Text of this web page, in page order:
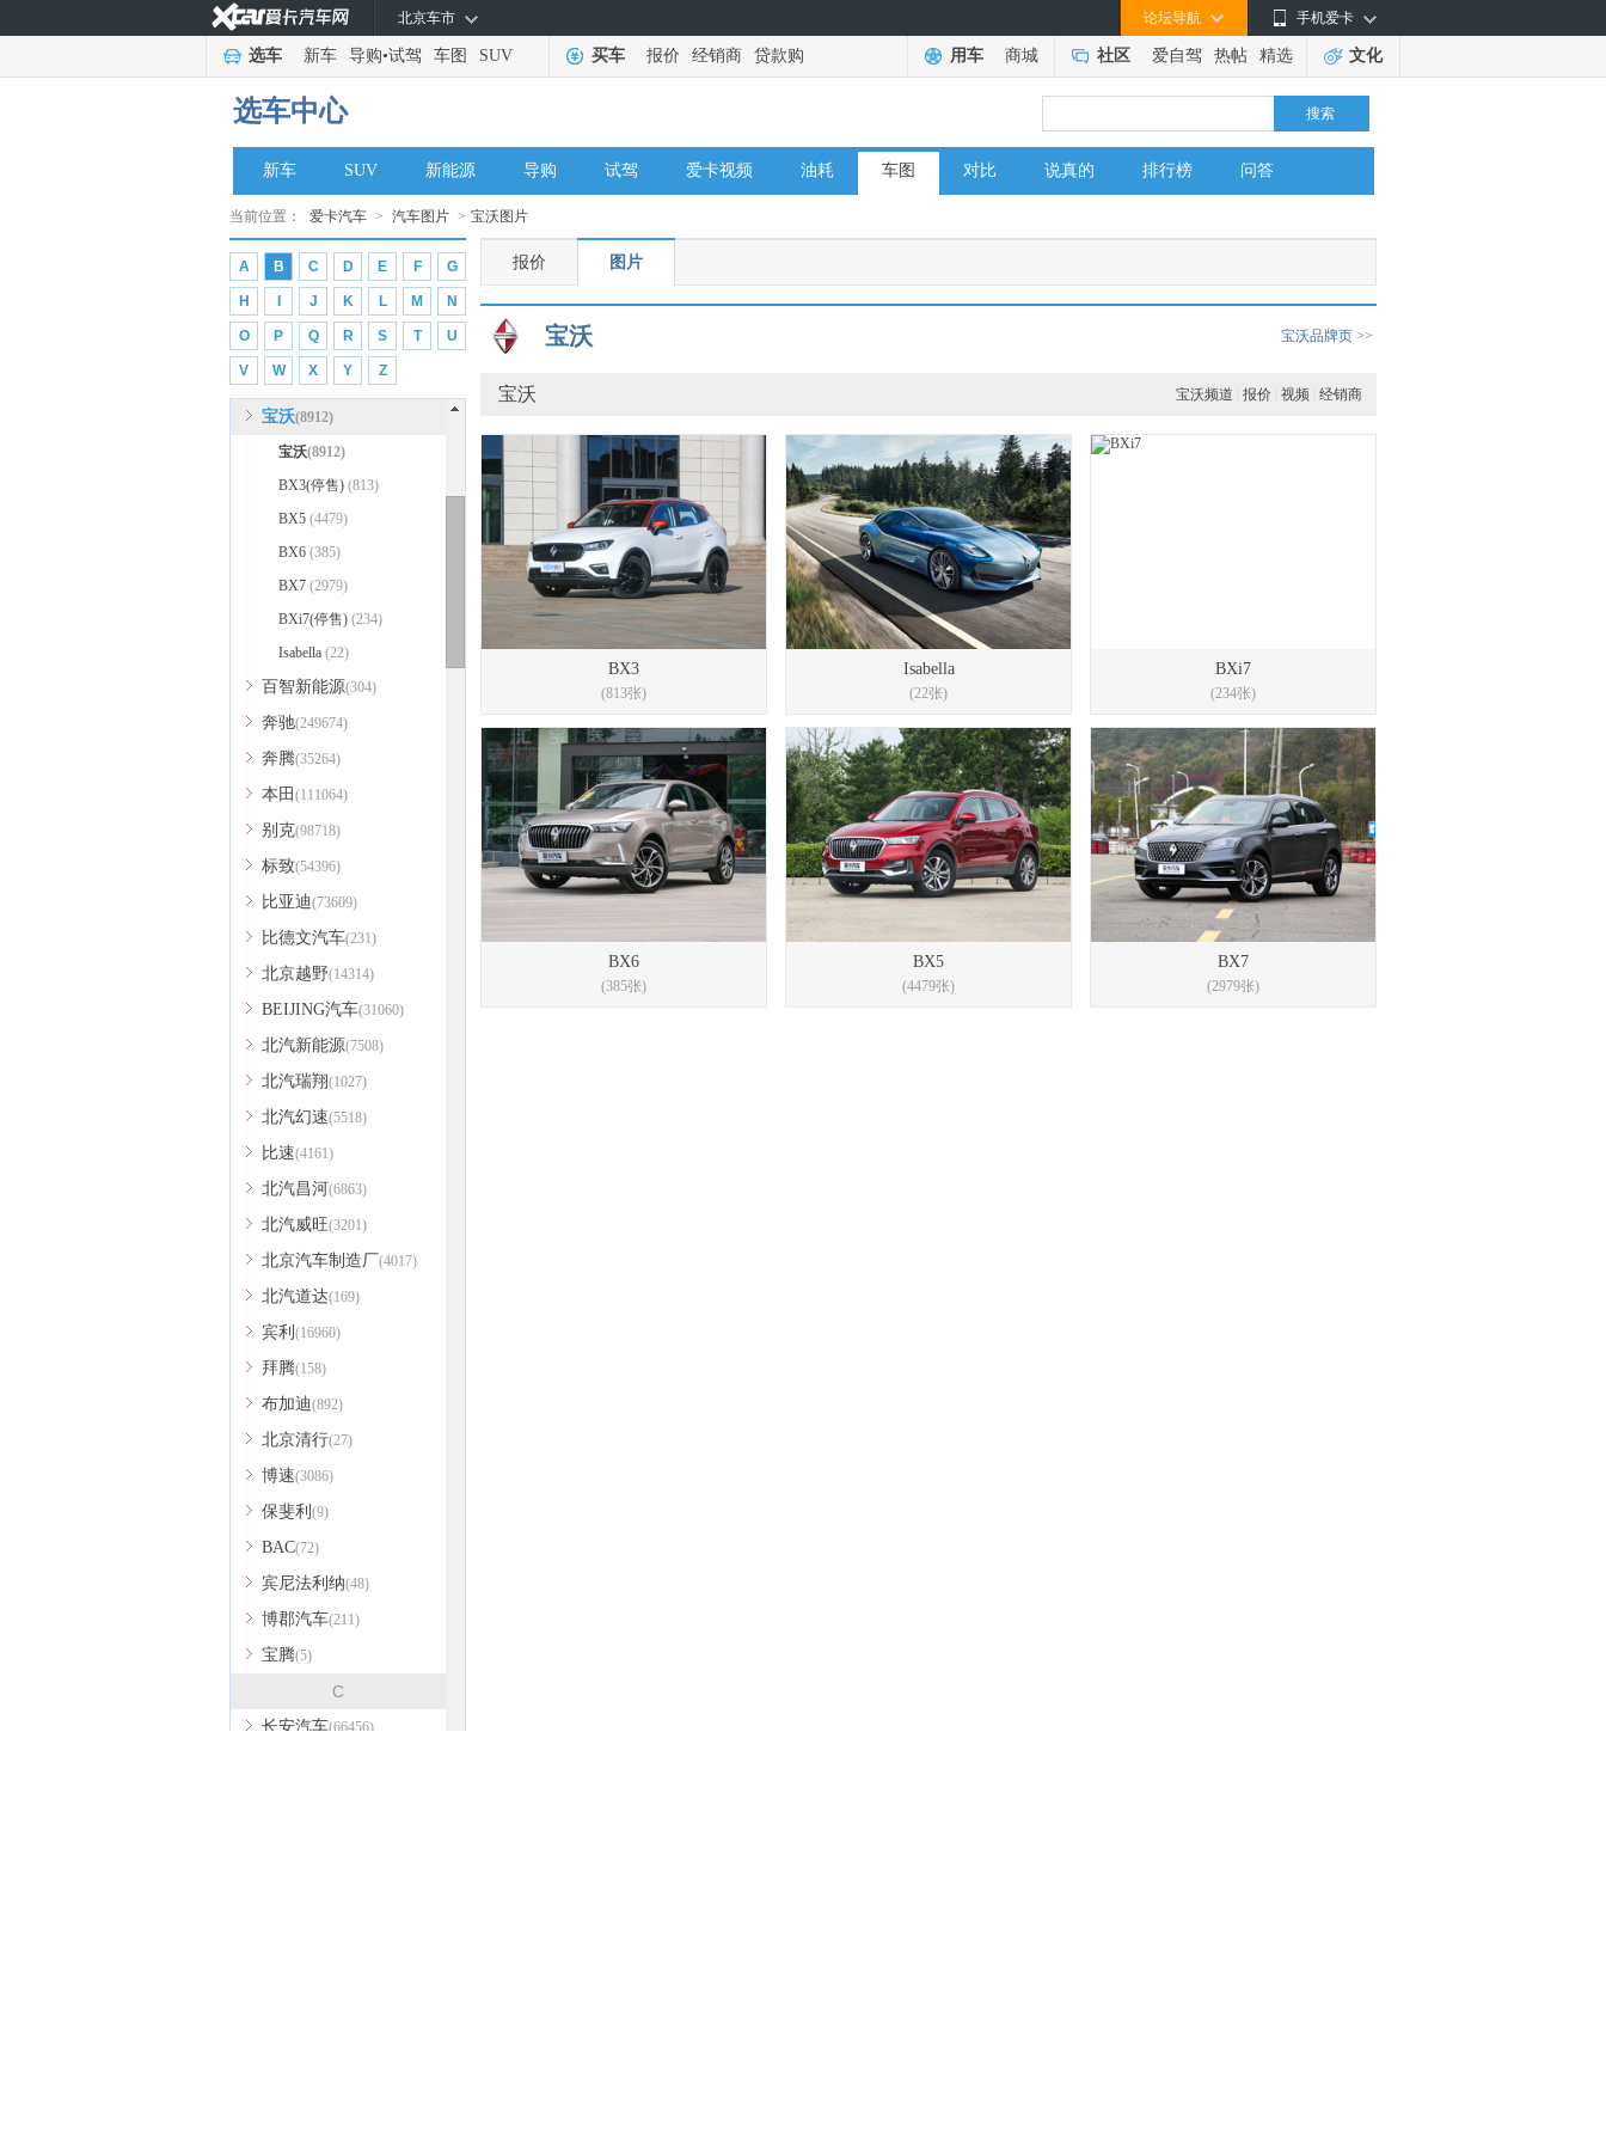
手机爱卡
论坛导航
北京车市
选车 新车 导购•试驾 车图 SUV 买车 报价 经销商 贷款购 用车 商城 社区 爱自驾 热帖 精选 文化
选车中心 搜索
新车 SUV 新能源 导购 试驾 爱卡视频 油耗 车图 对比 说真的 排行榜 问答
当前位置： 爱卡汽车 > 汽车图片 > 宝沃图片
A B C D E F G
H J K L M N
O P Q R S T U
V W X Y Z
爱驰汽车(1779)
ARCFOX极狐(4018)
艾康尼克 (296)
ABT
ALPINA (527)
APEX(12)
B
保时捷(50520)
宝马 (240315)
宝骏 (50112)
宝沃(8912)
宝沃(8912)
BX3(停售) (813)
BX5 (4479)
BX6 (385)
BX7 (2979)
BXi7(停售) (234)
Isabella (22)
百智新能源(304)
奔驰(249674)
奔腾(35264)
本田 (111064)
别克(98718)
标致(54396)
比亚迪(73609)
比德文汽车(231)
北京越野(14314)
BEIJING汽车(31060)
北汽新能源(7508)
北汽瑞翔(1027)
北汽幻速(5518)
比速(4161)
北汽昌河(6863)
北汽威旺(3201)
北京汽车制造厂(4017)
北汽道达(169)
宾利 (16960)
拜腾(158)
布加迪(892)
北京清行(27)
博速(3086)
保斐利 (9)
BAC(72)
宾尼法利纳(48)
博郡汽车(211)
宝腾(5)
C
长安汽车(66456)
报价 图片
宝沃 宝沃品牌页 >>
宝沃 宝沃频道 报价 视频 经销商
BX3
(813张)
Isabella
(22张)
BXi7
(234张)
BX6
(385张)
BX5
(4479张)
BX7
(2979张)